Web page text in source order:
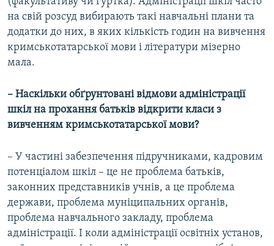
на свій розсуд вибирають такі навчальні плани та
додатки до них, в яких кількість годин на вивчення
кримськотатарської мови і літератури мізерно
мала.
– Наскільки обґрунтовані відмови адміністрації
шкіл на прохання батьків відкрити класи з
вивченням кримськотатарської мови?
– У частині забезпечення підручниками, кадровим
потенціалом шкіл – це не проблема батьків,
законних представників учнів, а це проблема
держави, проблема муніципальних органів,
проблема навчального закладу, проблема
адміністрації. І коли адміністрації освітніх установ,